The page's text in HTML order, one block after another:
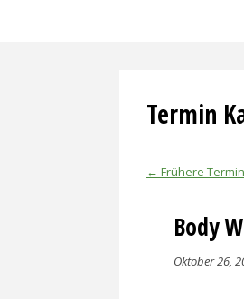
Termin
← Frühere
Body
Oktober 26,